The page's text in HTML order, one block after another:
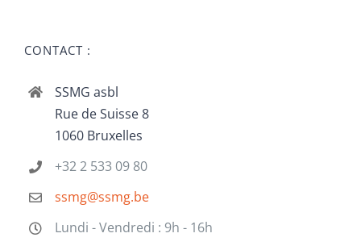
CONTACT :
SSMG asbl
Rue de Suisse 8
1060 Bruxelles
+32 2 533 09 80
ssmg@ssmg.be
Lundi - Vendredi : 9h - 16h